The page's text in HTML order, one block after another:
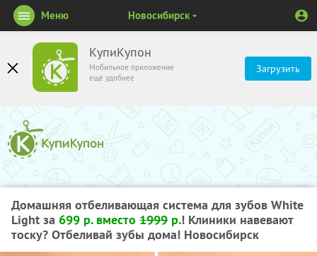
КупиКупон
Мобильное приложение
ещё удобнее
Загрузить
Меню Новосибирск
Домашняя отбеливающая система для зубов White
Light за 699 р. вместо 1999 р.! Клиники навевают
тоску? Отбеливай зубы дома! Новосибирск